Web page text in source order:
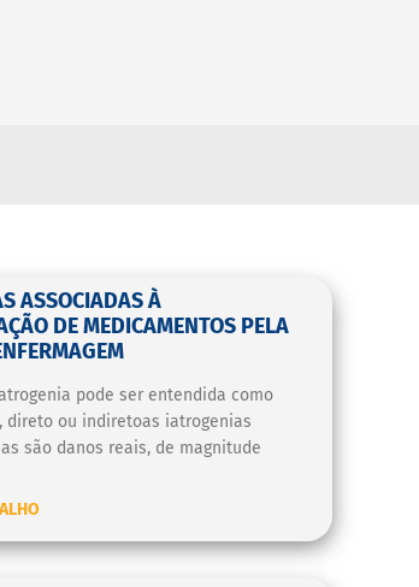
ASSOCIADAS À
DE MEDICAMENTOS PELA
pode ser entendida como
direto ou indiretoas iatrogenias
são danos reais, de magnitude